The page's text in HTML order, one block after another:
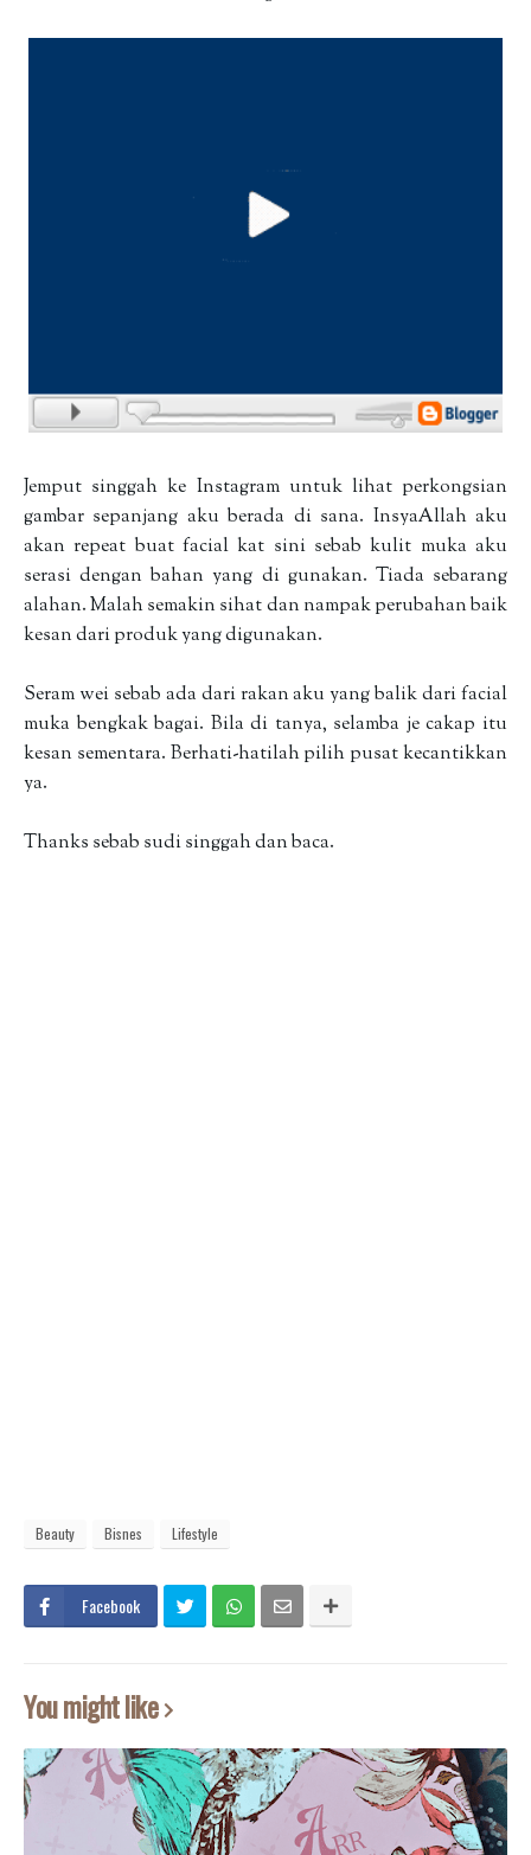
Jemput singgah ke Instagram untuk lihat perkongsian
gambar sepanjang aku berada di sana. InsyaAllah aku
akan repeat buat facial kat sini sebab kulit muka aku
serasi dengan bahan yang di gunakan. Tiada sebarang
alahan. Malah semakin sihat dan nampak perubahan baik
kesan dari produk yang digunakan.
Seram wei sebab ada dari rakan aku yang balik dari facial
muka bengkak bagai. Bila di tanya, selamba je cakap itu
kesan sementara. Berhati-hatilah pilih pusat kecantikkan
ya.
Thanks sebab sudi singgah dan baca.
Beauty Bisnes Lifestyle
Facebook
You might like